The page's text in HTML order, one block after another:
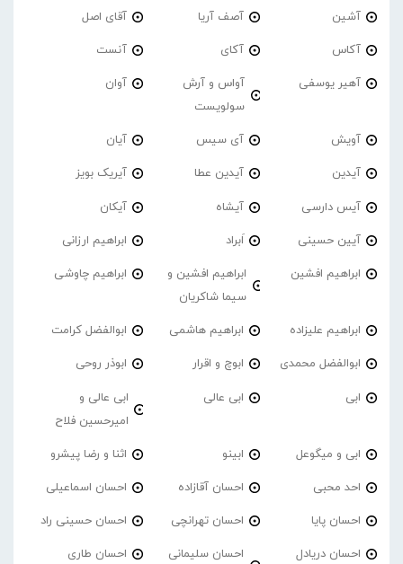
آشین آصف آریا آقای اصل
آکاس آکای آنست
آهیر یوسفی
آواس و آرش
سولویست
آوان
آویش آی سیس آیان
آیدین آیدین عطا آیریک بویز
آیس دارسی آیشاه آیکان
آیین حسینی اَبراد ابراهیم ارزانی
ابراهیم افشین
ابراهیم افشین و
سیما شاکریان
ابراهیم چاوشی
ابراهیم علیزاده ابراهیم هاشمی ابوالفضل کرامت
ابوالفضل محمدی ابوچ و اقرار ابوذر روحی
ابی ابی عالی
ابی عالی و
امیرحسین فلاح
ابی و میگوعل ابینو اثنا و رضا پیشرو
احد محبی احسان آقازاده احسان اسماعیلی
احسان پایا احسان تهرانچی احسان حسینی راد
احسان دریادل
احسان سلیمانی
احسان طاری